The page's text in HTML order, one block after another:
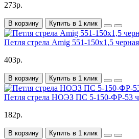
273р.
В корзину Купить в 1 клик
Петля стрела Amig 551-150х1,5 черная
403р.
В корзину Купить в 1 клик
Петля стрела НОЭЗ ПС 5-150-ФР-53
182р.
В корзину Купить в 1 клик